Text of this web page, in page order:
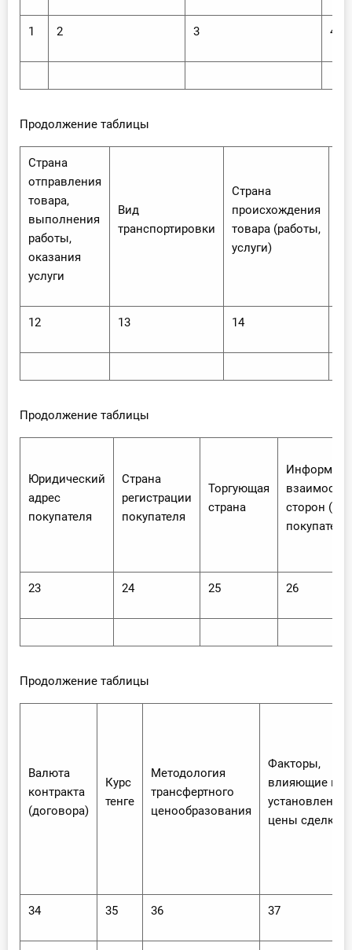
1 2 3 4
Продолжение таблицы
Страна
отправления
товара,
выполнения
работы,
оказания
услуги
Вид
транспортировки
Страна
происхождения
товара (работы,
услуги)
12 13 14
Продолжение таблицы
Юридический
адрес
покупателя
Страна
регистрации
покупателя
Торгующая
страна
сторон
23 24 25 26
Продолжение таблицы
Валюта
контракта
(договора)
Курс
тенге
Методология
трансфертного
ценообразования
Факторы,
влияющие на
установление
цены сделки
34 35 36 37